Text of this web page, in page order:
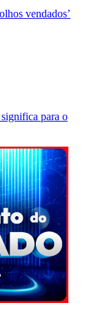
vendados’
para o